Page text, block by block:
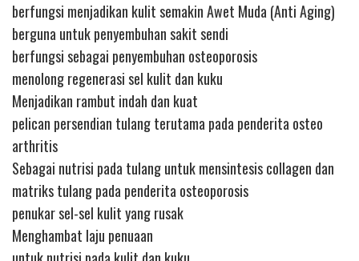
berfungsi menjadikan kulit semakin Awet Muda (Anti Aging)
berguna untuk penyembuhan sakit sendi
berfungsi sebagai penyembuhan osteoporosis
menolong regenerasi sel kulit dan kuku
Menjadikan rambut indah dan kuat
pelican persendian tulang terutama pada penderita osteo
arthritis
Sebagai nutrisi pada tulang untuk mensintesis collagen dan
matriks tulang pada penderita osteoporosis
penukar sel-sel kulit yang rusak
Menghambat laju penuaan